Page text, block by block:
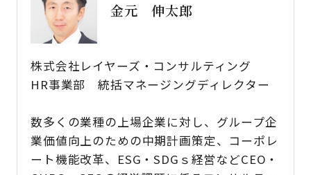
金元 伸太郎
株式会社レイヤーズ・コンサルティング
HR事業部 統括マネージングディレクター
数多くの業種の上場企業に対し、グループ企
業価値向上のための中期計画策定、コーポレ
ート機能改革、ESG・SDGｓ経営などCEO・